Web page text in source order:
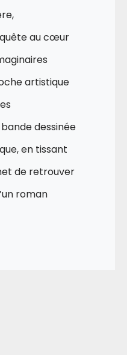
au cœur
artistique
dessinée
en tissant
de retrouver
roman